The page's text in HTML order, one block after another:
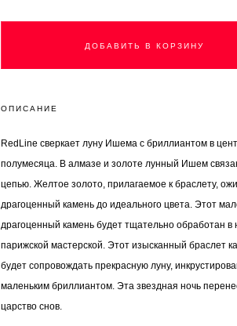
ДОБАВИТЬ В КОРЗИНУ
ОПИСАНИЕ
RedLine сверкает луну Ишема с бриллиантом в
полумесяца. В алмазе и золоте лунный Ишем
цепью. Желтое золото, прилагаемое к браслету,
драгоценный камень до идеального цвета. Этот
драгоценный камень будет тщательно обработан в
парижской мастерской. Этот изысканный браслет
будет сопровождать прекрасную луну,
маленьким бриллиантом. Эта звездная ночь
царство снов.